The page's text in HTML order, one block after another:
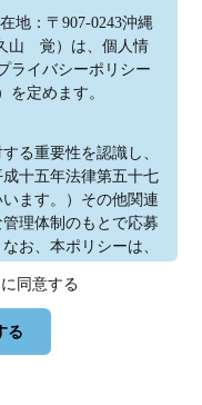
地：〒907-0243沖縄
山　覚）は、個人情
ライバシーポリシー
を定めます。
る重要性を認識し、
十五年法律第五十七
ます。）その他関連
理体制のもとで応募
お、本ポリシーは、
は、個人情報保護法
同意する
る